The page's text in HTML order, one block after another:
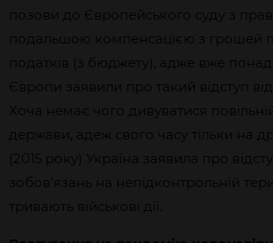
позови до Європейського суду з
подальшою компенсацією з грошей
податків (з бюджету), адже вже понад
Європи заявили про такий відступ від
Хоча немає чого дивуватися повільній
держави, адеж свого часу тільки на
(2015 року) Україна заявила про
зобов’язань на непідконтрольній
тривають військові дії.